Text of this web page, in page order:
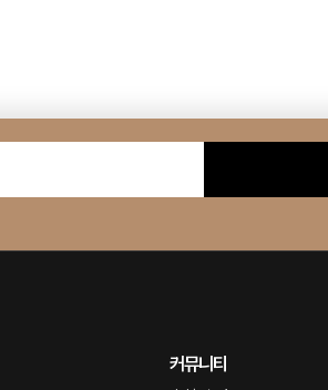
커뮤니티